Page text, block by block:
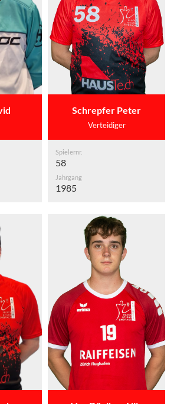
Schrepfer Peter
Verteidiger
Spielernr.
58
Jahrgang
1985